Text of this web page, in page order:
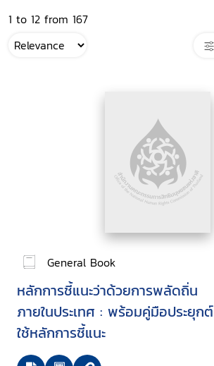
1 to 12 from 167
General Book
หลักการชี้แนะว่าด้วยการพลัดถิ่น
ภายในประเทศ : พร้อมคู่มือประยุกต์
ใช้หลักการชี้แนะ